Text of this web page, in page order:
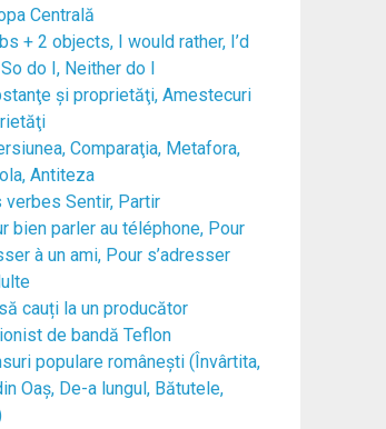
Centrală
+ 2 objects, I would rather, I’d
do I, Neither do I
şi proprietăţi, Amestecuri
Comparaţia, Metafora,
Antiteza
verbes Sentir, Partir
bien parler au téléphone, Pour
à un ami, Pour s’adresser
cauți la un producător
de bandă Teflon
populare româneşti (Învârtita,
Oaş, De-a lungul, Bătutele,